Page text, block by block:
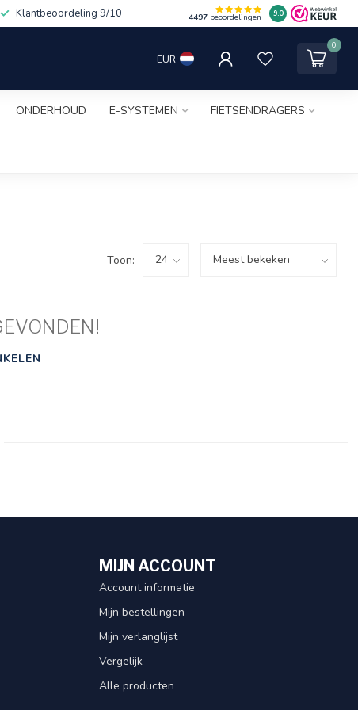
Klantbeoordeling 9/10 4497beoordelingen 9.0
EUR
0
ONDERHOUD E-SYSTEMEN FIETSENDRAGERS
Toon:
MIJN ACCOUNT
Account informatie
Mijn bestellingen
Mijn verlanglijst
Vergelijk
Alle producten